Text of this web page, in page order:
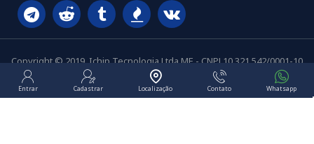
Copyright © 2019, Ichip Tecnologia Ltda ME - CNPJ 10.321.542/0001-10
Entrar Cadastrar Localização Contato Whatsapp